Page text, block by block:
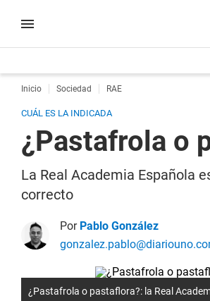
Inicio Sociedad RAE
CUÁL ES LA INDICADA
¿Pastafrola o
La Real Academia Española
correcto
Por Pablo González
¿Pastafrola o pastaflora?: la Real